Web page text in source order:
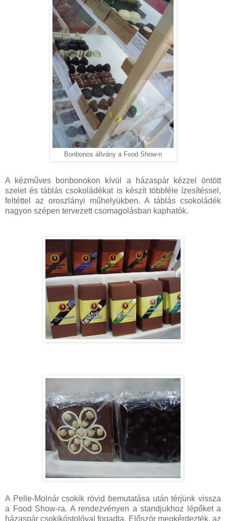
Bonbonos állvány a Food Show-n
A kézműves bonbonokon kívül a házaspár kézzel öntött
szelet és táblás csokoládékat is készít többféle ízesítéssel,
feltéttel az oroszlányi műhelyükben. A táblás csokoládék
nagyon szépen tervezett csomagolásban kaphatók.
A Pelle-Molnár csokik rövid bemutatása után térjünk vissza
a Food Show-ra. A rendezvényen a standjukhoz lépőket a
házaspár csokikóstolóval fogadta. Először megkérdezték, az